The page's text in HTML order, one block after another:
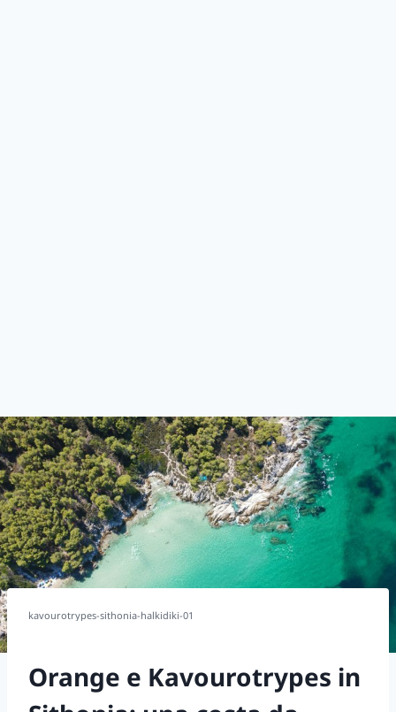
kavourotrypes-sithonia-halkidiki-01
Orange e Kavourotrypes in